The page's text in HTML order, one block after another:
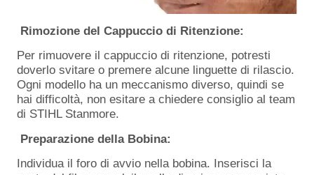
Rimozione del Cappuccio di Ritenzione:
Per rimuovere il cappuccio di ritenzione, potresti
doverlo svitare o premere alcune linguette di rilascio.
Ogni modello ha un meccanismo diverso, quindi se
hai difficoltà, non esitare a chiedere consiglio al team
di STIHL Stanmore.
Preparazione della Bobina:
Individua il foro di avvio nella bobina. Inserisci la